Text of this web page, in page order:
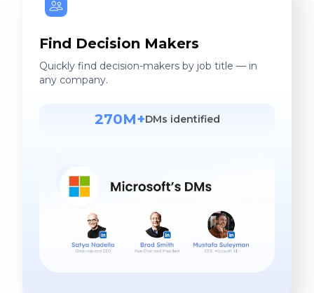
Find Decision Makers
Quickly find decision-makers by job title — in
any company.
270M+DMs identified